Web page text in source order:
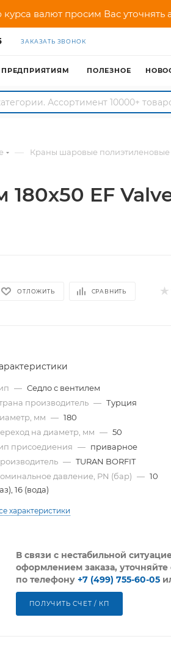
валют просим Вас
ЗАКАЗАТЬ ЗВОНОК
ПРЕДПРИЯТИЯМ ПОЛЕЗНОЕ
— Краны шаровые полиэтиленовые
EF
ОТЛОЖИТЬ СРАВНИТЬ
— Cедло с вентилем
производитель — Турция
мм — 180
на диаметр, мм — 50
присоедиения — приварное
— TURAN BORFIT
давление, PN (бар) — 10
16 (вода)
характеристики
В связи с нестабильной
оформлением заказа, уточняйте
по телефону+7 (499) 755-60-05
ПОЛУЧИТЬ СЧЕТ / КП